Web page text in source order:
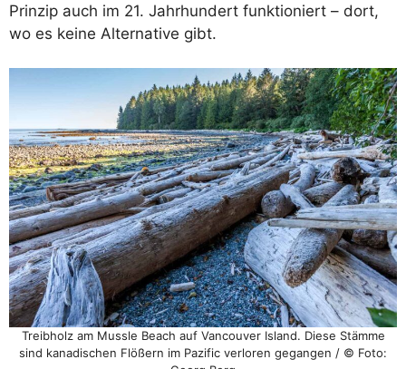
Prinzip auch im 21. Jahrhundert funktioniert – dort,
wo es keine Alternative gibt.
Treibholz am Mussle Beach auf Vancouver Island. Diese Stämme
sind kanadischen Flößern im Pazific verloren gegangen / © Foto: